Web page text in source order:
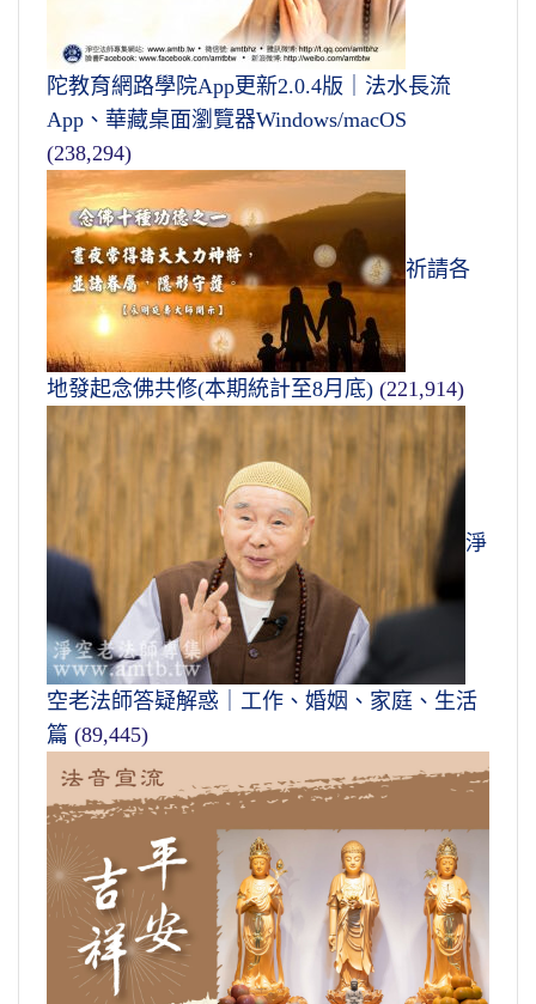
陀教育網路學院App更新2.0.4版｜法水長流
App、華藏桌面瀏覽器Windows/macOS
(238,294)
祈請各
地發起念佛共修(本期統計至8月底) (221,914)
淨
空老法師答疑解惑｜工作、婚姻、家庭、生活
篇 (89,445)